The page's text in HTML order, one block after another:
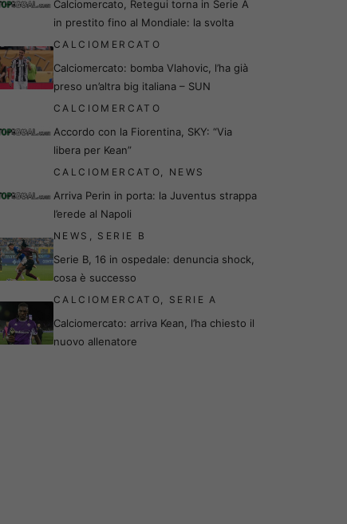
Calciomercato, Retegui torna in Serie A
in prestito fino al Mondiale: la svolta
CALCIOMERCATO
Calciomercato: bomba Vlahovic, l’ha già
preso un’altra big italiana – SUN
CALCIOMERCATO
Accordo con la Fiorentina, SKY: “Via
libera per Kean”
CALCIOMERCATO, NEWS
Arriva Perin in porta: la Juventus strappa
l’erede al Napoli
NEWS , SERIE B
Serie B, 16 in ospedale: denuncia shock,
cosa è successo
CALCIOMERCATO, SERIE A
Calciomercato: arriva Kean, l’ha chiesto il
nuovo allenatore